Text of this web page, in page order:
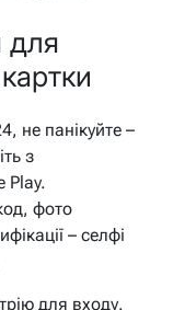
для
не панікуйте –
з
Play.
фото
– селфі
для входу.